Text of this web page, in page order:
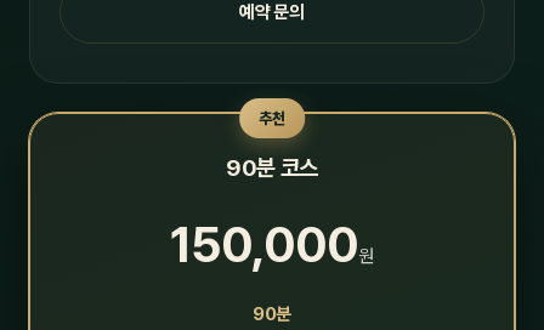
예약 문의
추천
90분 코스
150,000원
90분